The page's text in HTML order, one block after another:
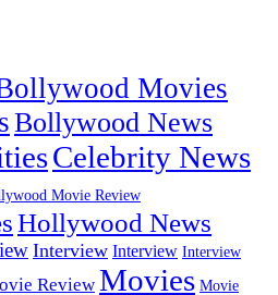
Movies
Bollywood News
Celebrity News
Movie Review
Hollywood News
Interview Interview Interview
Review Movies Movie